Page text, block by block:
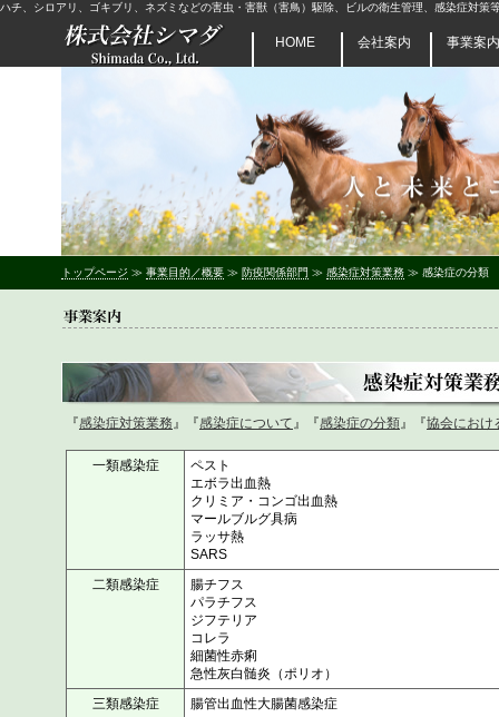
ハチ、シロアリ、ゴキブリ、ネズミなどの害虫・害獣（害鳥）駆除、ビルの衛生管理、感染症対
HOME 会社案内 事業案内
トップページ ≫ 事業目的／概要 ≫ 防疫関係部門 ≫ 感染症対策業務 ≫ 感染症の分類
『感染症対策業務』『感染症について』『感染症の分類』『協会におけ
一類感染症
ペスト
エボラ出血熱
クリミア・コンゴ出血熱
マールブルグ具病
ラッサ熱
SARS
二類感染症
腸チフス
パラチフス
ジフテリア
コレラ
細菌性赤痢
急性灰白髄炎（ポリオ）
三類感染症
腸管出血性大腸菌感染症